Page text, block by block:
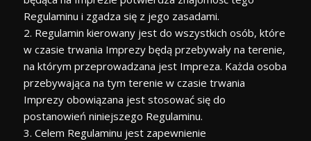
Regulaminu i zgadza się z jego zasadami.
2. Regulamin kierowany jest do wszystkich osób, które
w czasie trwania Imprezy będą przebywały na terenie,
na którym przeprowadzana jest Impreza. Każda osoba
przebywająca na tym terenie w czasie trwania
Imprezy obowiązana jest stosować się do
postanowień niniejszego Regulaminu.
3. Celem Regulaminu jest zapewnienie